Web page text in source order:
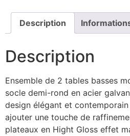
Description
Description
Ensemble de 2 tables basses
socle demi-rond en acier
design élégant et
ajouter une touche de
plateaux en Hight Gloss effet